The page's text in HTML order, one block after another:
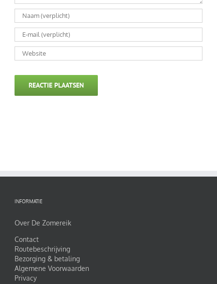
INFORMATIE
Over De Zomereik
Contact
Routebeschrijving
Bezorging & betaling
Algemene Voorwaarden
Privacy